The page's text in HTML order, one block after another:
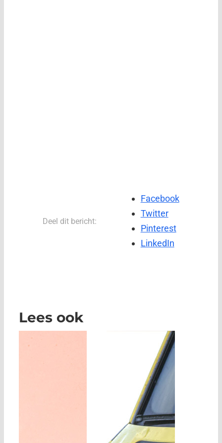
Deel dit bericht:
Facebook
Twitter
Pinterest
LinkedIn
Lees ook